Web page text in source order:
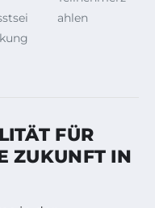
ahlen
FÜR
ZUKUNFT IN